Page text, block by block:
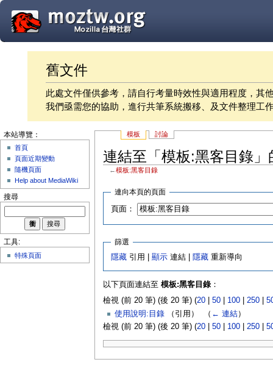
舊文件
此處文件僅供參考，請自行考量時效性與適用程度，其
我們亟需您的協助，進行共筆系統搬移、及文件整理工
模板 討論
連結至「模板:黑客目錄」
←模板:黑客目錄
連向本頁的頁面
頁面：
篩選
隱藏 引用 |顯示 連結 | 隱藏 重新導向
以下頁面連結至 模板:黑客目錄：
檢視 (前 20 筆) (後 20 筆) (20| 50| 100| 250|
使用說明:目錄（引用） ‎ （ ← 連結）
檢視 (前 20 筆) (後 20 筆) (20| 50| 100| 250|
本站導覽：
首頁
頁面近期變動
隨機頁面
Help about MediaWiki
搜尋
工具:
特殊頁面